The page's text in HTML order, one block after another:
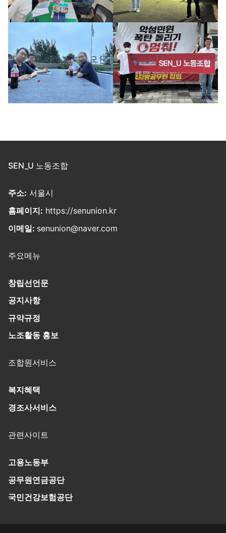
SEN_U 노동조합
주소: 서울시
홈페이지: https://senunion.kr
이메일: senunion@naver.com
주요메뉴
창립선언문
공지사항
규약규정
노조활동 홍보
조합원서비스
복지혜택
경조사서비스
관련사이트
고용노동부
공무원연금공단
국민건강보험공단